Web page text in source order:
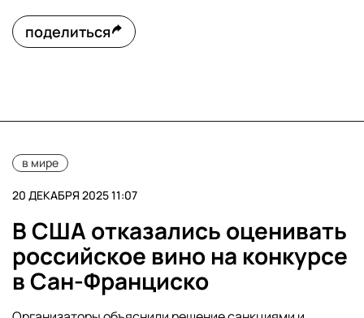
поделиться
в мире
20 ДЕКАБРЯ 2025 11:07
В США отказались оценивать
российское вино на конкурсе
в Сан-Франциско